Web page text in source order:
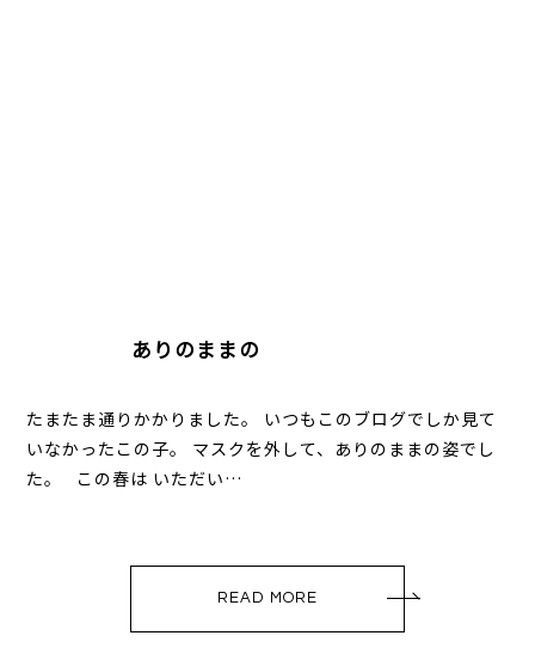
ありのままの
たまたま通りかかりました。 いつもこのブログでしか見て
いなかったこの子。 マスクを外して、ありのままの姿でし
た。 この春は いただい…
READ MORE